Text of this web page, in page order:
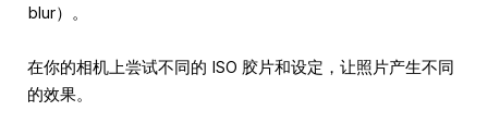
blur）。
在你的相机上尝试不同的 ISO 胶片和设定，让照片产生不同
的效果。